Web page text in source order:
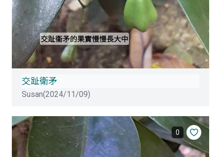
交趾衛矛
Susan(2024/11/09)
0